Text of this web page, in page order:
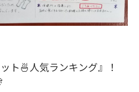
ト🍜人気ランキング』！